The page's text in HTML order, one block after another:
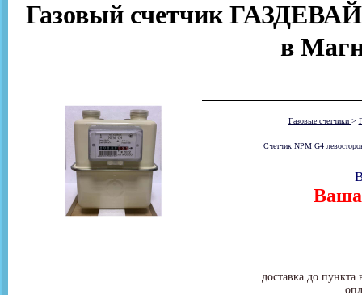
Газовый счетчик
в
Газовые счетчики >
Счетчик NPM G4
Ваша
доставка до